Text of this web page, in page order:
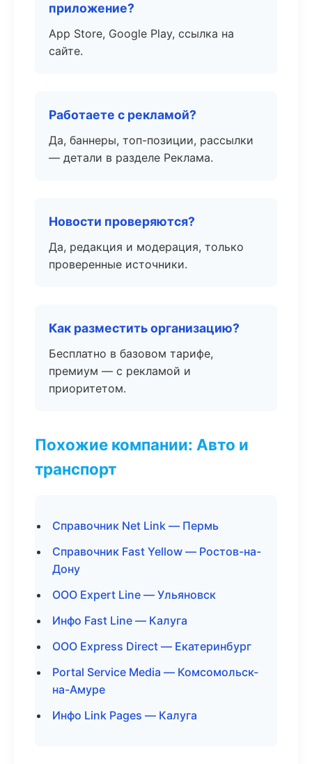
приложение?
App Store, Google Play, ссылка на
сайте.
Работаете с рекламой?
Да, баннеры, топ-позиции, рассылки
— детали в разделе Реклама.
Новости проверяются?
Да, редакция и модерация, только
проверенные источники.
Как разместить организацию?
Бесплатно в базовом тарифе,
премиум — с рекламой и
приоритетом.
Похожие компании: Авто и
транспорт
Справочник Net Link — Пермь
Справочник Fast Yellow — Ростов-на-
Дону
ООО Expert Line — Ульяновск
Инфо Fast Line — Калуга
ООО Express Direct — Екатеринбург
Portal Service Media — Комсомольск-
на-Амуре
Инфо Link Pages — Калуга